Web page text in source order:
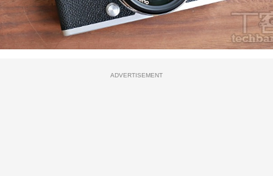
ADVERTISEMENT